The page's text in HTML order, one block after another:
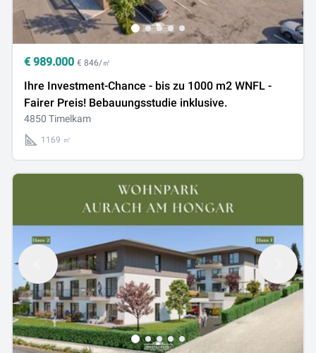
€ 989.000 € 846/㎡
Ihre Investment-Chance - bis zu 1000 m2 WNFL -
Fairer Preis! Bebauungsstudie inklusive.
4850 Timelkam
1169 ㎡